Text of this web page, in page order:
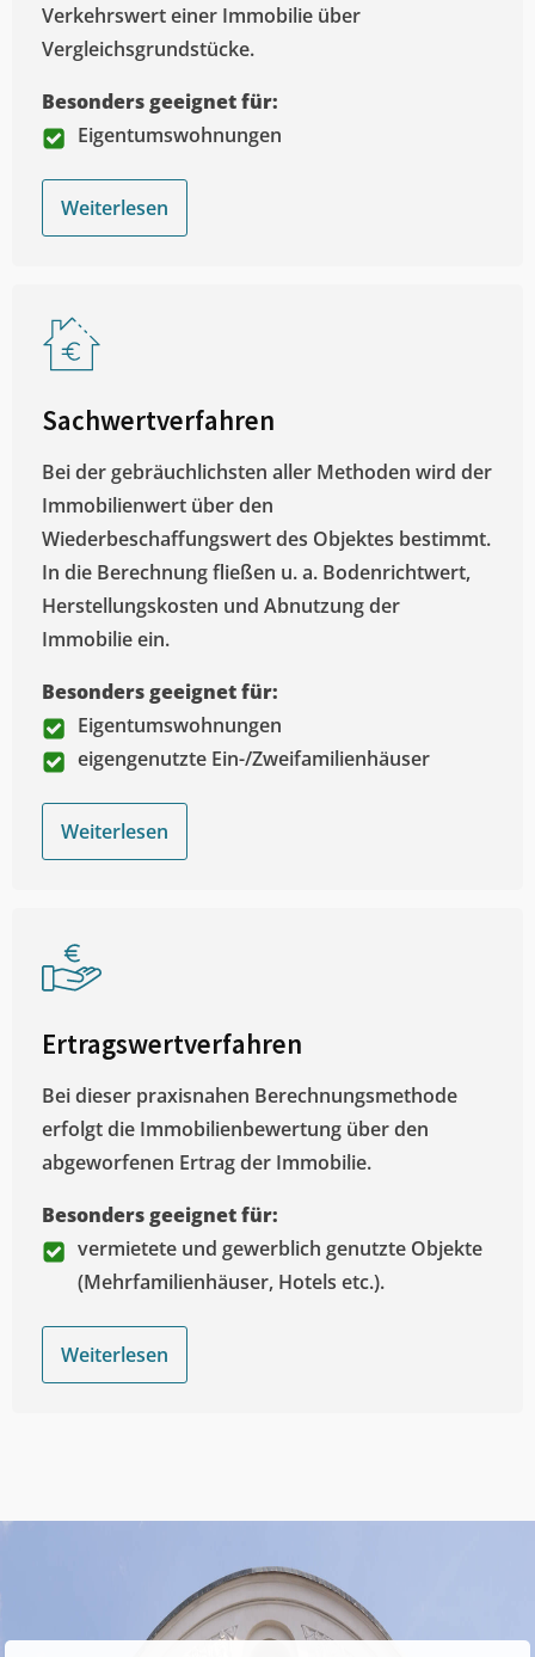
Verkehrswert einer Immobilie über
Vergleichsgrundstücke.
Besonders geeignet für:
Eigentumswohnungen
Weiterlesen
Sachwertverfahren
Bei der gebräuchlichsten aller Methoden wird der
Immobilienwert über den
Wiederbeschaffungswert des Objektes bestimmt.
In die Berechnung fließen u. a. Bodenrichtwert,
Herstellungskosten und Abnutzung der
Immobilie ein.
Besonders geeignet für:
Eigentumswohnungen
eigengenutzte Ein-/Zweifamilienhäuser
Weiterlesen
Ertragswertverfahren
Bei dieser praxisnahen Berechnungsmethode
erfolgt die Immobilienbewertung über den
abgeworfenen Ertrag der Immobilie.
Besonders geeignet für:
vermietete und gewerblich genutzte Objekte
(Mehrfamilienhäuser, Hotels etc.).
Weiterlesen